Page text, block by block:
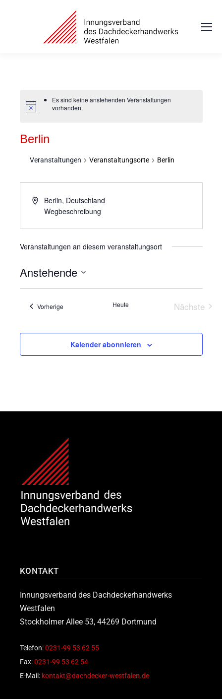
Es sind keine anstehenden Veranstaltungen
vorhanden.
Berlin
Veranstaltungen Veranstaltungsorte Berlin
Berlin, Deutschland
Wegbeschreibung
Veranstaltungen an diesem veranstaltungsort
Anstehende
Datum
VorherigeVeranstaltungen Heute
Nächste
Kalender abonnieren
KONTAKT
Innungsverband des Dachdeckerhandwerks
Westfalen
Stockholmer Allee 53, 44269 Dortmund
Telefon:0231-99 53 62 55
Fax:0231-99 53 62 54
E-Mail: kontakt@dachdecker-westfalen.de